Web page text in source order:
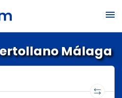
Málaga